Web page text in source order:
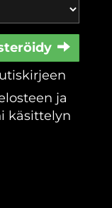
ja
käsittelyn